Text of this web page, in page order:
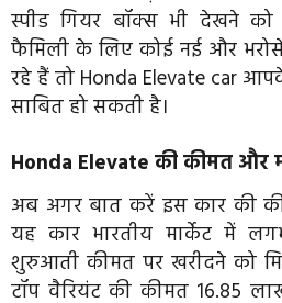
स्पीड गियर बॉक्स भी देखने
फैमिली के लिए कोई नई और
रहे हैं तो Honda Elevate car
साबित हो सकती है।
Honda Elevate की कीमत और
अब अगर बात करें इस कार की
यह कार भारतीय मार्केट में
शुरुआती कीमत पर खरीदने को
टॉप वैरियंट की कीमत 16.85